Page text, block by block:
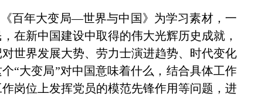
百年大变局—世界与中国》为学习素材，一
在新中国建设中取得的伟大光辉历史成就，
世界发展大势、劳力士演进趋势、时代变化
“大变局”对中国意味着什么，结合具体工作
岗位上发挥党员的模范先锋作用等问题，进